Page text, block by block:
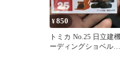
¥850
トミカ No.25 日立建
ーディングショベル